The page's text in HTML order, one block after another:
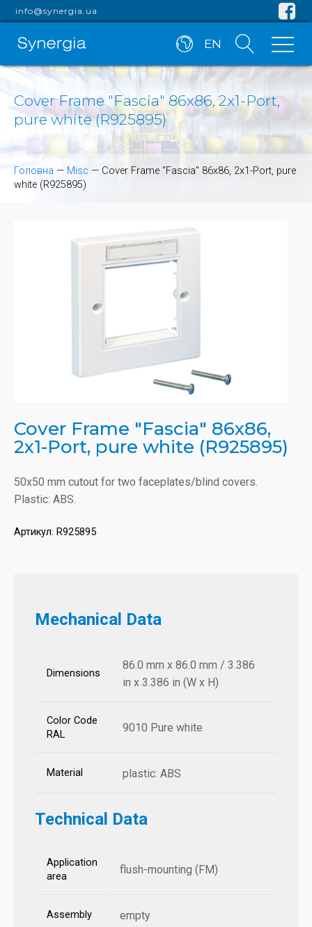
info@synergia.ua
EN
Cover Frame "Fascia" 86x86, 2x1-Port,
pure white (R925895)
Головна — Misc — Cover Frame "Fascia" 86x86, 2x1-Port, pure
white (R925895)
Cover Frame "Fascia" 86x86,
2x1-Port, pure white (R925895)
50x50 mm cutout for two faceplates/blind covers.
Plastic: ABS.
Артикул: R925895
Mechanical Data
Dimensions
86.0 mm x 86.0 mm / 3.386
in x 3.386 in (W x H)
Color Code
RAL
9010 Pure white
Material plastic: ABS
Technical Data
Application
area
flush-mounting (FM)
Assembly empty